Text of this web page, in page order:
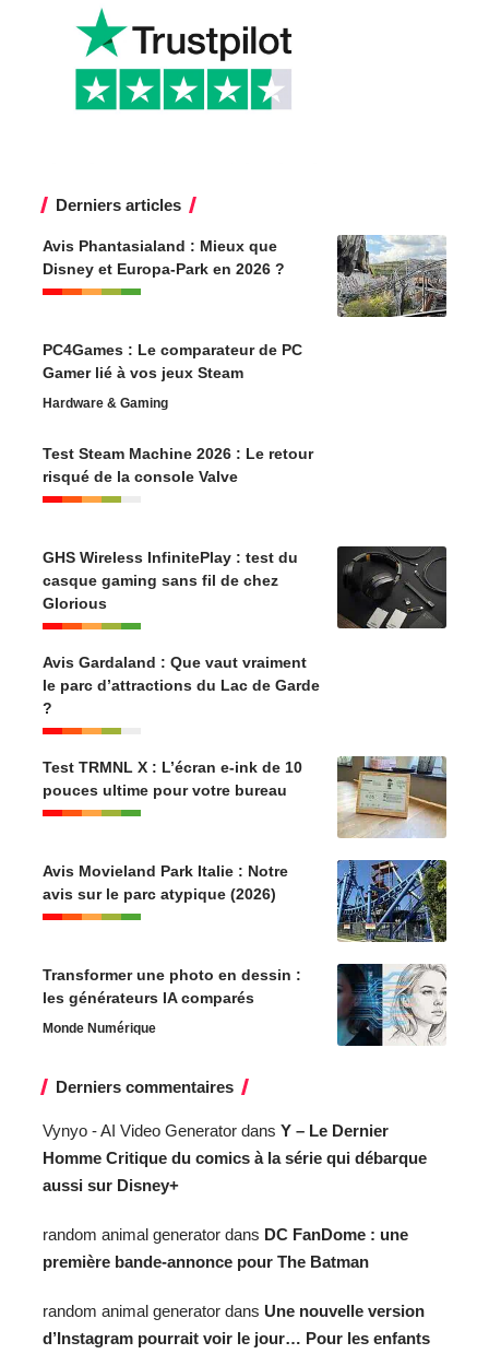
Derniers articles
Avis Phantasialand : Mieux que
Disney et Europa-Park en 2026 ?
PC4Games : Le comparateur de PC
Gamer lié à vos jeux Steam
Hardware & Gaming
Test Steam Machine 2026 : Le retour
risqué de la console Valve
GHS Wireless InfinitePlay : test du
casque gaming sans fil de chez
Glorious
Avis Gardaland : Que vaut vraiment
le parc d’attractions du Lac de Garde
?
Test TRMNL X : L’écran e-ink de 10
pouces ultime pour votre bureau
Avis Movieland Park Italie : Notre
avis sur le parc atypique (2026)
Transformer une photo en dessin :
les générateurs IA comparés
Monde Numérique
Derniers commentaires
Vynyo - AI Video Generator dans Y – Le Dernier
Homme Critique du comics à la série qui débarque
aussi sur Disney+
random animal generator dans DC FanDome : une
première bande-annonce pour The Batman
random animal generator dans Une nouvelle version
d’Instagram pourrait voir le jour… Pour les enfants